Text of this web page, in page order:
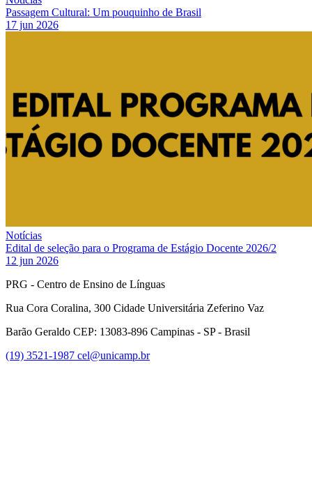
Passagem Cultural: Um pouquinho de Brasil
17 jun 2026
Notícias
Edital de seleção para o Programa de Estágio Docente 2026/2
12 jun 2026
PRG - Centro de Ensino de Línguas
Rua Cora Coralina, 300 Cidade Universitária Zeferino Vaz
Barão Geraldo CEP: 13083-896 Campinas - SP - Brasil
(19) 3521-1987 cel@unicamp.br